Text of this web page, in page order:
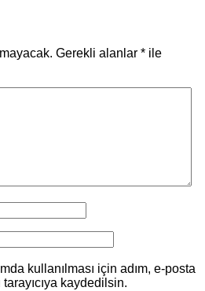
Gerekli alanlar * ile
kullanılması için adım, e-posta
kaydedilsin.